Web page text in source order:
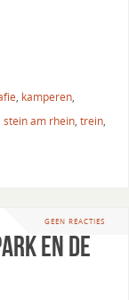
, kamperen,
stein am rhein, trein,
GEEN REACTIES
en de